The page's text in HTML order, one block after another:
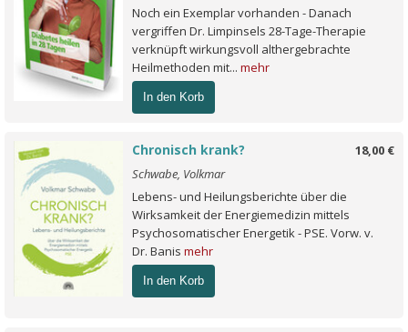
Noch ein Exemplar vorhanden - Danach
vergriffen Dr. Limpinsels 28-Tage-Therapie
verknüpft wirkungsvoll althergebrachte
Heilmethoden mit... mehr
In den Korb
18,00 €
Chronisch krank?
Schwabe, Volkmar
Lebens- und Heilungsberichte über die
Wirksamkeit der Energiemedizin mittels
Psychosomatischer Energetik - PSE. Vorw. v.
Dr. Banis mehr
In den Korb